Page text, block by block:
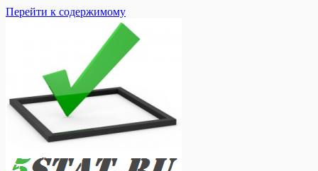
Перейти к содержимому